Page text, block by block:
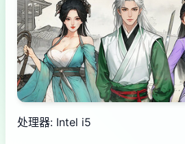
处理器: Intel i5